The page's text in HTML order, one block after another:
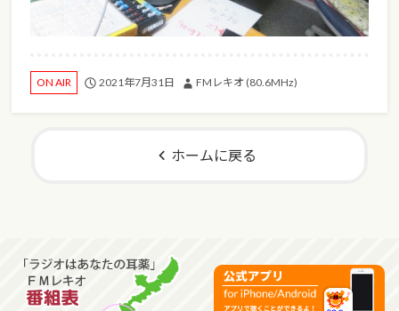
ON AIR 2021年7月31日 FMレキオ (80.6MHz)
ホームに戻る